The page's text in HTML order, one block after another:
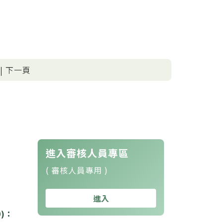
下一頁
進入審核人員專區
( 審核人員專用 )
進入